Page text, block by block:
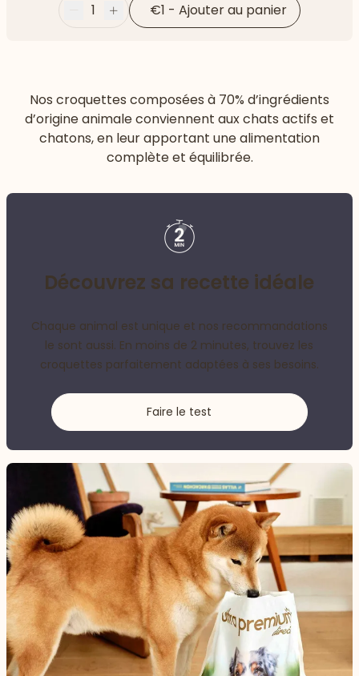
Moins
1 Plus €1 - Ajouter au panier
Nos croquettes composées à 70% d’ingrédients
d’origine animale conviennent aux chats actifs et
chatons, en leur apportant une alimentation
complète et équilibrée.
Découvrez sa recette idéale
Chaque animal est unique et nos recommandations
le sont aussi. En moins de 2 minutes, trouvez les
croquettes parfaitement adaptées à ses besoins.
Faire le test